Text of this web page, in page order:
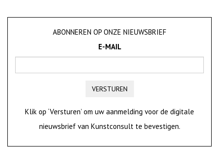
ABONNEREN OP ONZE NIEUWSBRIEF
E-MAIL
VERSTUREN
Klik op ‘Versturen’ om uw aanmelding voor de digitale
nieuwsbrief van Kunstconsult te bevestigen.